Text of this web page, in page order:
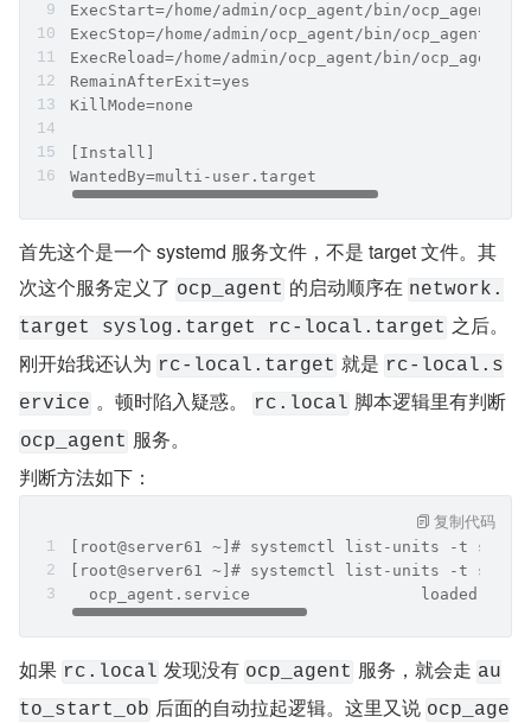
ExecStart=/home/admin/ocp_agent/bin/
ExecStop=/home/admin/ocp_agent/bin/ocp_agentctl
ExecReload=/home/admin/ocp_agent/bin/
RemainAfterExit=yes
KillMode=none
[Install]
WantedBy=multi-user.target
首先这个是一个 systemd 服务文件，不是 target 文件。其
次这个服务定义了 ocp_agent 的启动顺序在 network.
target syslog.target rc-local.target 之后。
刚开始我还认为 rc-local.target 就是 rc-local.s
ervice 。顿时陷入疑惑。 rc.local
ocp_agent 服务。
判断方法如下：
[root@server61 ~]# systemctl list-units -t
[root@server61 ~]# systemctl list-units -t
ocp_agent.service                  loaded
复制代码
如果 rc.local 发现没有 ocp_agent 服务，就会走 au
to_start_ob 后面的自动拉起逻辑。这里又说 ocp_age